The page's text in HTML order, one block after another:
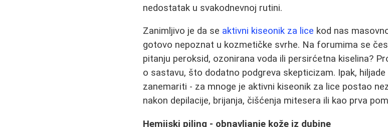
nedostatak u svakodnevnoj rutini.
Zanimljivo je da se aktivni kiseonik za lice kod nas
gotovo nepoznat u kozmetičke svrhe. Na forumima se
pitanju peroksid, ozonirana voda ili persirćetna kiselina?
o sastavu, što dodatno podgreva skepticizam. Ipak,
zanemariti - za mnoge je aktivni kiseonik za lice postao
nakon depilacije, brijanja, čišćenja mitesera ili kao prva
Hemijski piling - obnavljanje kože iz dubine